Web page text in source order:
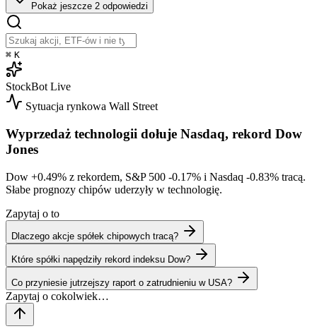
Pokaż jeszcze 2 odpowiedzi
⌘ K
StockBot Live
Sytuacja rynkowa Wall Street
Wyprzedaż technologii dołuje Nasdaq, rekord Dow
Jones
Dow +0.49% z rekordem, S&P 500 -0.17% i Nasdaq -0.83% tracą.
Słabe prognozy chipów uderzyły w technologię.
Zapytaj o to
Dlaczego akcje spółek chipowych tracą?
Które spółki napędziły rekord indeksu Dow?
Co przyniesie jutrzejszy raport o zatrudnieniu w USA?